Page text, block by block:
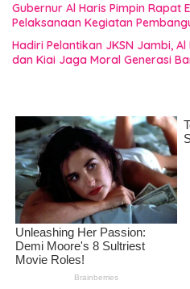
Gubernur Al Haris Pimpin Rapat
Pelaksanaan Kegiatan
Hadiri Pelantikan JKSN Jambi,
dan Kiai Jaga Moral Generasi